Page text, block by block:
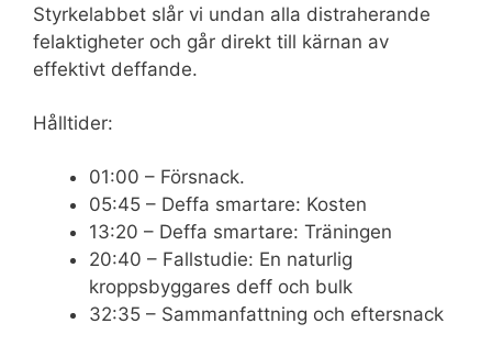
Styrkelabbet slår vi undan alla distraherande
felaktigheter och går direkt till kärnan av
effektivt deffande.
Hålltider:
01:00 – Försnack.
05:45 – Deffa smartare: Kosten
13:20 – Deffa smartare: Träningen
20:40 – Fallstudie: En naturlig
kroppsbyggares deff och bulk
32:35 – Sammanfattning och eftersnack